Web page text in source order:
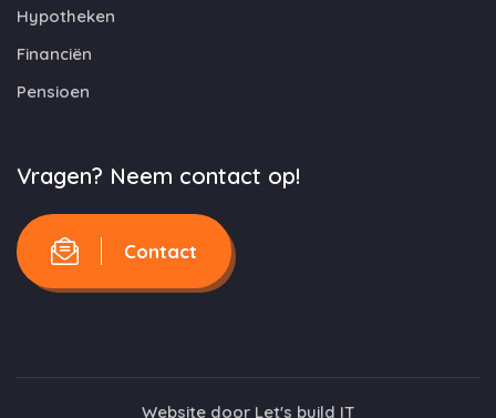
Hypotheken
Financiën
Pensioen
Vragen? Neem contact op!
Contact
Website door Let's build IT